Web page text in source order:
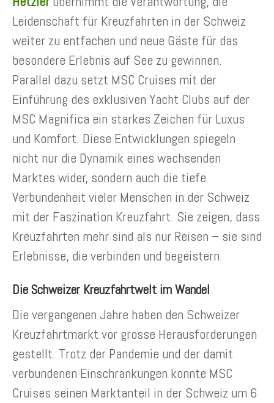
Leidenschaft für Kreuzfahrten in der Schweiz
weiter zu entfachen und neue Gäste für das
besondere Erlebnis auf See zu gewinnen.
Parallel dazu setzt MSC Cruises mit der
Einführung des exklusiven Yacht Clubs auf der
MSC Magnifica ein starkes Zeichen für Luxus
und Komfort. Diese Entwicklungen spiegeln
nicht nur die Dynamik eines wachsenden
Marktes wider, sondern auch die tiefe
Verbundenheit vieler Menschen in der Schweiz
mit der Faszination Kreuzfahrt. Sie zeigen, dass
Kreuzfahrten mehr sind als nur Reisen – sie sind
Erlebnisse, die verbinden und begeistern.
Die Schweizer Kreuzfahrtwelt im Wandel
Die vergangenen Jahre haben den Schweizer
Kreuzfahrtmarkt vor grosse Herausforderungen
gestellt. Trotz der Pandemie und der damit
verbundenen Einschränkungen konnte MSC
Cruises seinen Marktanteil in der Schweiz um 6